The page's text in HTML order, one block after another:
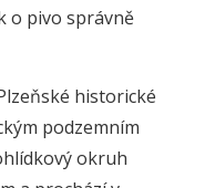
o pivo správně
historické
podzemním
okruh